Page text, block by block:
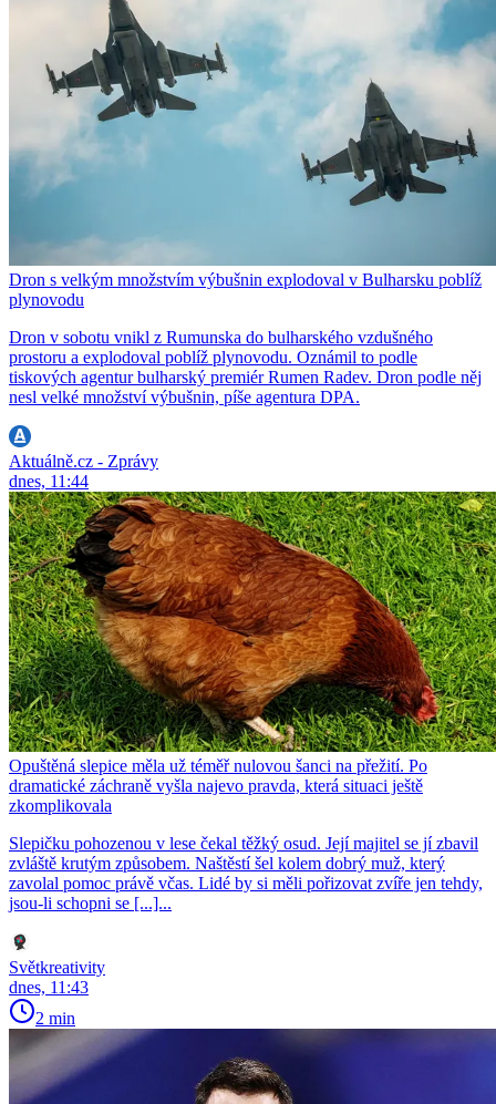
Dron s velkým množstvím výbušnin explodoval v Bulharsku poblíž
plynovodu
Dron v sobotu vnikl z Rumunska do bulharského vzdušného
prostoru a explodoval poblíž plynovodu. Oznámil to podle
tiskových agentur bulharský premiér Rumen Radev. Dron podle něj
nesl velké množství výbušnin, píše agentura DPA.
Aktuálně.cz - Zprávy
dnes, 11:44
Opuštěná slepice měla už téměř nulovou šanci na přežití. Po
dramatické záchraně vyšla najevo pravda, která situaci ještě
zkomplikovala
Slepičku pohozenou v lese čekal těžký osud. Její majitel se jí zbavil
zvláště krutým způsobem. Naštěstí šel kolem dobrý muž, který
zavolal pomoc právě včas. Lidé by si měli pořizovat zvíře jen tehdy,
jsou-li schopni se [...]...
Světkreativity
dnes, 11:43
2 min